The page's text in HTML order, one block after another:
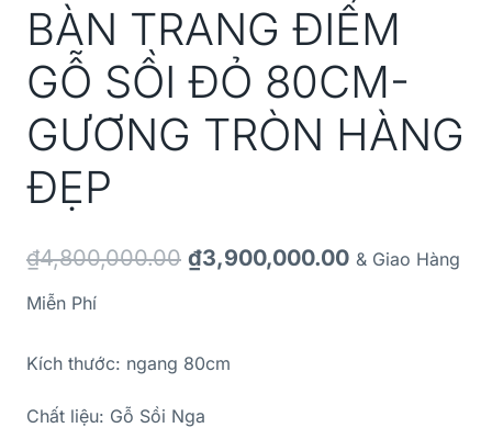
BÀN TRANG ĐIỂM
GỖ SỒI ĐỎ 80CM-
GƯƠNG TRÒN HÀNG
ĐẸP
₫4,800,000.00 ₫3,900,000.00 & Giao Hàng
Miễn Phí
Kích thước: ngang 80cm
Chất liệu: Gỗ Sồi Nga